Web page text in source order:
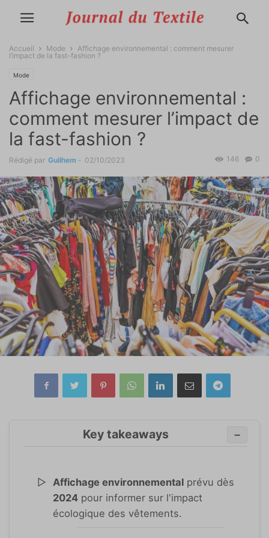
Accueil Mode
Affichage environnemental : comment mesurer
l’impact de la fast-fashion ?
Mode
Affichage environnemental :
comment mesurer l’impact de
la fast-fashion ?
Rédigé par Guilhem - 02/10/2023 0
146
Key takeaways −
Affichage environnemental prévu dès
2024 pour informer sur l'impact
écologique des vêtements.